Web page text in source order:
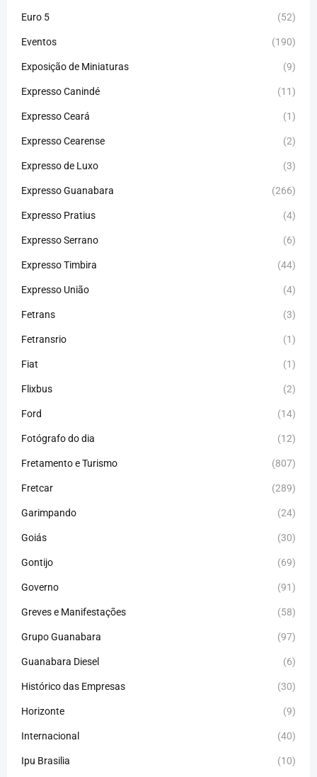
Euro 5 (52)
Eventos (190)
Exposição de Miniaturas (9)
Expresso Canindé (11)
Expresso Ceará (1)
Expresso Cearense (2)
Expresso de Luxo (3)
Expresso Guanabara (266)
Expresso Pratius (4)
Expresso Serrano (6)
Expresso Timbira (44)
Expresso União (4)
Fetrans (3)
Fetransrio (1)
Fiat (1)
Flixbus (2)
Ford (14)
Fotógrafo do dia (12)
Fretamento e Turismo (807)
Fretcar (289)
Garimpando (24)
Goiás (30)
Gontijo (69)
Governo (91)
Greves e Manifestações (58)
Grupo Guanabara (97)
Guanabara Diesel (6)
Histórico das Empresas (30)
Horizonte (9)
Internacional (40)
Ipu Brasilia (10)